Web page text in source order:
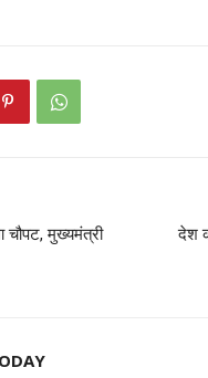
चौपट, मुख्यमंत्री
देश